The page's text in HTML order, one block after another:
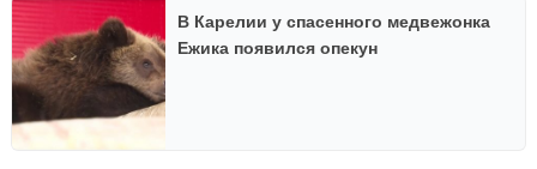
В Карелии у спасенного медвежонка
Ежика появился опекун